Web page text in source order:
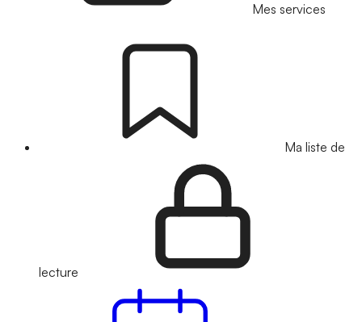
Mes services
Ma liste de
lecture